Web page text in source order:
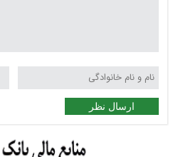
ارسال نظر